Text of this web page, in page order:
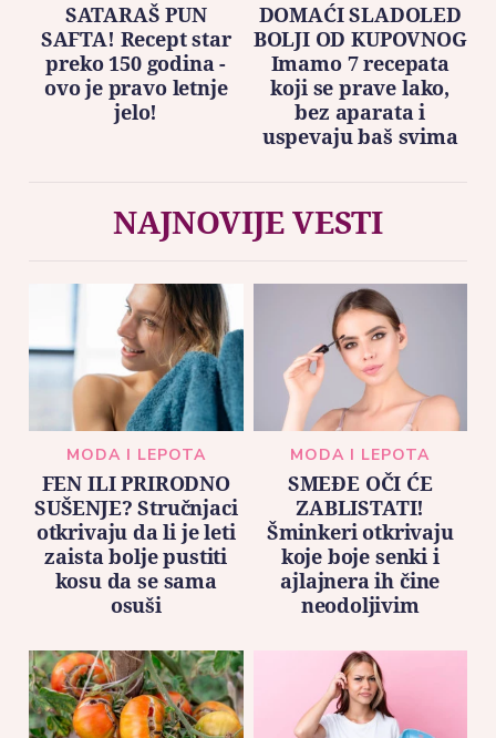
SATARAŠ PUN
SAFTA! Recept star
preko 150 godina -
ovo je pravo letnje
jelo!
DOMAĆI SLADOLED
BOLJI OD KUPOVNOG
Imamo 7 recepata
koji se prave lako,
bez aparata i
uspevaju baš svima
NAJNOVIJE VESTI
MODA I LEPOTA
FEN ILI PRIRODNO
SUŠENJE? Stručnjaci
otkrivaju da li je leti
zaista bolje pustiti
kosu da se sama
osuši
MODA I LEPOTA
SMEĐE OČI ĆE
ZABLISTATI!
Šminkeri otkrivaju
koje boje senki i
ajlajnera ih čine
neodoljivim